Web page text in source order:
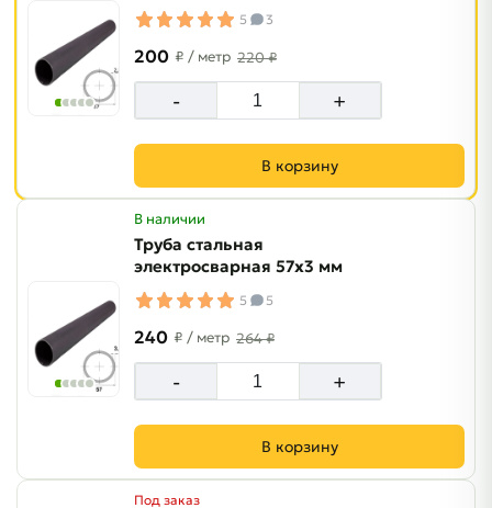
5 3
200 ₽ / метр 220 ₽
- +
В корзину
В наличии
Труба стальная
электросварная 57х3 мм
5 5
240 ₽ / метр 264 ₽
- +
В корзину
Под заказ